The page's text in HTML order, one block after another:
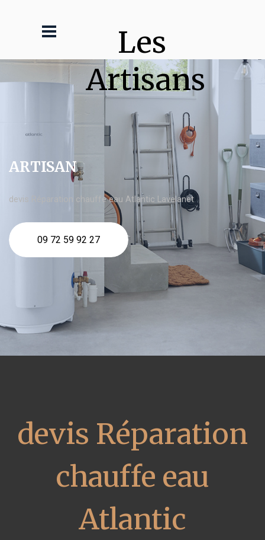
Les
Artisans
ARTISAN
devis Réparation chauffe eau Atlantic Lavelanet
09 72 59 92 27
devis Réparation
chauffe eau
Atlantic